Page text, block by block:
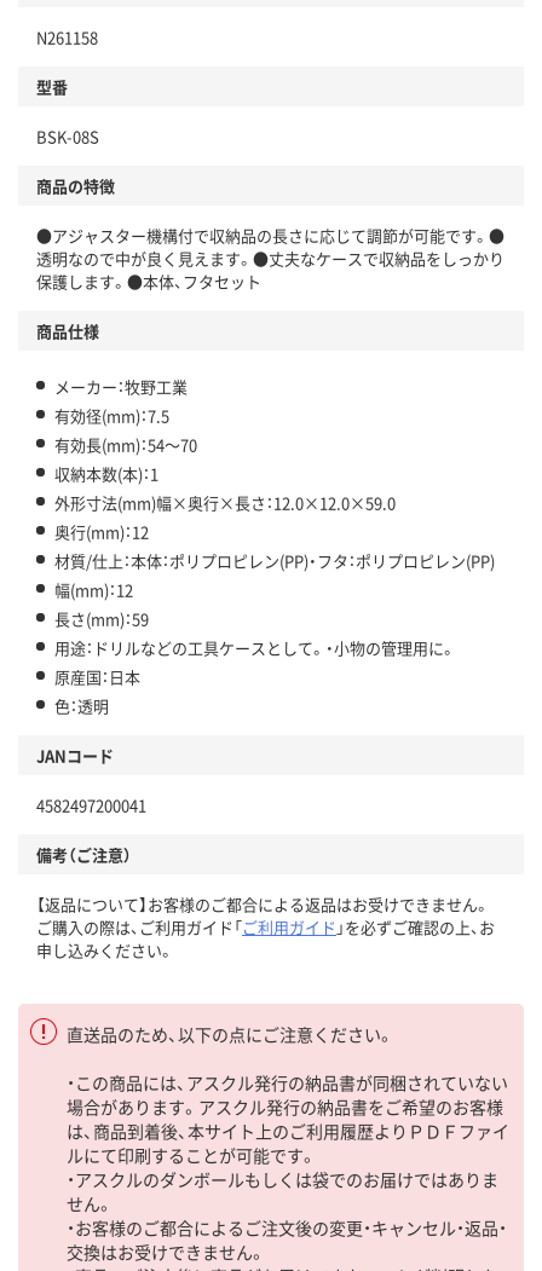
N261158
型番
BSK-08S
商品の特徴
●アジャスター機構付で収納品の長さに応じて調節が可能です。●
透明なので中が良く見えます。●丈夫なケースで収納品をしっかり
保護します。●本体、フタセット
商品仕様
メーカー：牧野工業
有効径(mm)：7.5
有効長(mm)：54～70
収納本数(本)：1
外形寸法(mm)幅×奥行×長さ：12.0×12.0×59.0
奥行(mm)：12
材質/仕上：本体：ポリプロピレン(PP)・フタ：ポリプロピレン(PP)
幅(mm)：12
長さ(mm)：59
用途：ドリルなどの工具ケースとして。・小物の管理用に。
原産国：日本
色：透明
JANコード
4582497200041
備考（ご注意）
【返品について】お客様のご都合による返品はお受けできません。
ご購入の際は、ご利用ガイド「ご利用ガイド 」を必ずご確認の上、お
申し込みください。
直送品のため、以下の点にご注意ください。
・この商品には、アスクル発行の納品書が同梱されていない
場合があります。アスクル発行の納品書をご希望のお客様
は、商品到着後、本サイト上のご利用履歴よりＰＤＦファイ
ルにて印刷することが可能です。
・アスクルのダンボールもしくは袋でのお届けではありま
せん。
・お客様のご都合によるご注文後の変更・キャンセル・返品・
交換はお受けできません。